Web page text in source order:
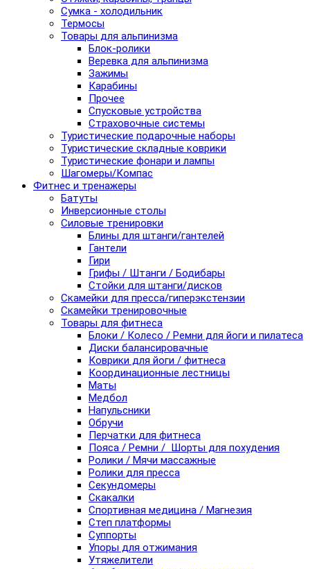
Сумка - холодильник
Термосы
Товары для альпинизма
Блок-ролики
Веревка для альпинизма
Зажимы
Карабины
Прочее
Спусковые устройства
Страховочные системы
Туристические подарочные наборы
Туристические складные коврики
Туристические фонари и лампы
Шагомеры/Компас
Фитнес и тренажеры
Батуты
Инверсионные столы
Силовые тренировки
Блины для штанги/гантелей
Гантели
Гири
Грифы / Штанги / Бодибары
Стойки для штанги/дисков
Скамейки для пресса/гиперэкстензии
Скамейки тренировочные
Товары для фитнеса
Блоки / Колесо / Ремни для йоги и пилатеса
Диски балансировачные
Коврики для йоги / фитнеса
Координационные лестницы
Маты
Медбол
Напульсники
Обручи
Перчатки для фитнеса
Пояса / Ремни / Шорты для похудения
Ролики / Мячи массажные
Ролики для пресса
Секундомеры
Скакалки
Спортивная медицина / Магнезия
Степ платформы
Суппорты
Упоры для отжимания
Утяжелители